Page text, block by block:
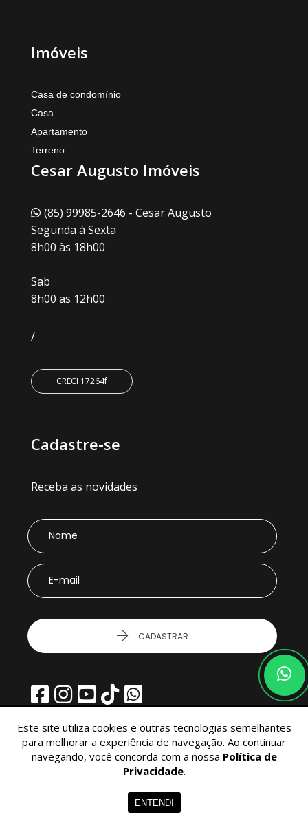
Imóveis
Casa de condomínio
Casa
Apartamento
Terreno
Cesar Augusto Imóveis
(85) 99985-2646 - Cesar Augusto
Segunda à Sexta
8h00 às 18h00
Sab
8h00 as 12h00
/
CRECI 17264f
Cadastre-se
Receba as novidades
CADASTRAR
© 2026 - Cesar Augusto Imóveis - Todos os Direitos Reservados.
Este site utiliza cookies e outras tecnologias semelhantes
para melhorar a experiência de navegação. Ao continuar
navegando, você concorda com a nossa Política de
Privacidade.
ENTENDI